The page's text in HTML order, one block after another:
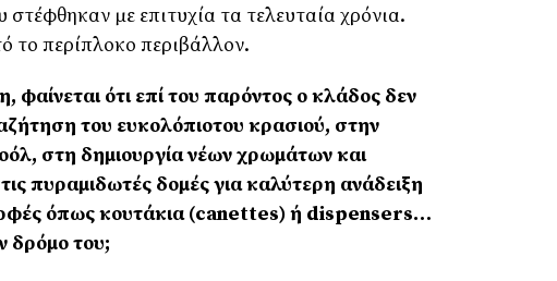
στέφθηκαν με επιτυχία τα τελευταία χρόνια.
το περίπλοκο περιβάλλον.
φαίνεται ότι επί του παρόντος ο κλάδος δεν
του ευκολόπιοτου κρασιού, στην
στη δημιουργία νέων χρωμάτων και
πυραμιδωτές δομές για καλύτερη ανάδειξη
όπως κουτάκια (canettes) ή dispensers…
δρόμο του;